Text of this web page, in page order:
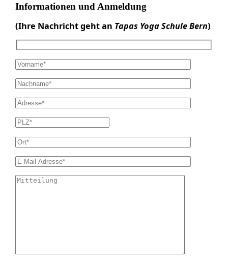
Informationen und Anmeldung
(Ihre Nachricht geht an Tapas Yoga Schule Bern)